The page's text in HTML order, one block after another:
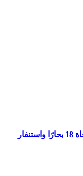
غرق مركب الصيد “أمانة” قبالة الداخلة.. نجاة 18 بحارًا واستنفار